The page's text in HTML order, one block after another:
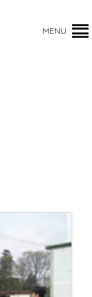
MENU